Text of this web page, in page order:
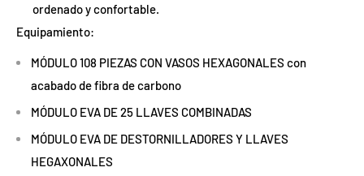
ordenado y confortable.
Equipamiento:
MÓDULO 108 PIEZAS CON VASOS HEXAGONALES con
acabado de fibra de carbono
MÓDULO EVA DE 25 LLAVES COMBINADAS
MÓDULO EVA DE DESTORNILLADORES Y LLAVES
HEGAXONALES